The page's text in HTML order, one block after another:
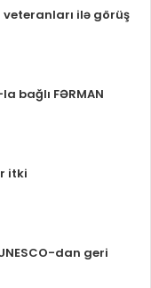
ilə görüş
bağlı FƏRMAN
itki
dan geri